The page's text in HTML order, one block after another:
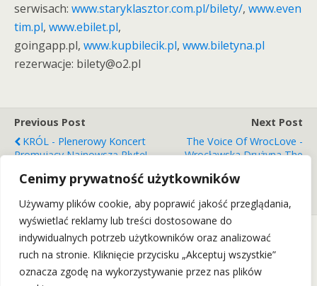
Cenimy prywatność użytkowników
Używamy plików cookie, aby poprawić jakość przeglądania,
wyświetlać reklamy lub treści dostosowane do
indywidualnych potrzeb użytkowników oraz analizować
ruch na stronie. Kliknięcie przycisku „Akceptuj wszystkie”
oznacza zgodę na wykorzystywanie przez nas plików
serwisach: www.staryklasztor.com.pl/bilety/, www.even
tim.pl, www.ebilet.pl,
goingapp.pl, www.kupbilecik.pl, www.biletyna.pl
rezerwacje: bilety@o2.pl
Previous Post
KRÓL - Plenerowy Koncert
Promujący Najnowszą Płytę!
Next Post
The Voice Of WrocLove -
Wrocławska Drużyna The
Żywo W Starym Klasztorze
Back to top